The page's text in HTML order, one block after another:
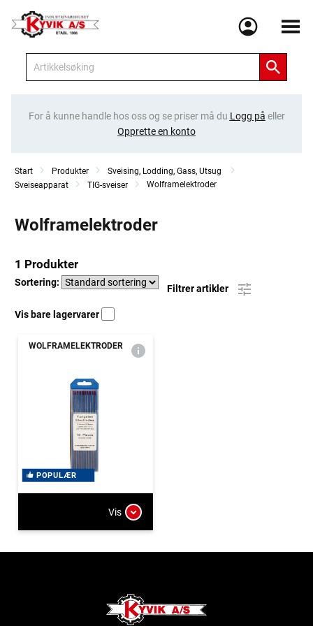
Meny
For å kunne handle hos oss og se priser må du Logg på eller
Opprette en konto
Start Produkter
Sveising, Lodding, Gass, Utsug
Sveiseapparat
TIG-sveiser Wolframelektroder
Wolframelektroder
1 Produkter
Sortering:
Filtrer artikler
Vis bare lagervarer
WOLFRAMELEKTRODER
POPULÆR
Vis